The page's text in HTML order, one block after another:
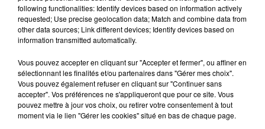
Frissonnez de bonheur pour Walloween du 19 octobre
au 3 novembre
Sans oublier les 26 attractions et spectacles du
parc pour vivre une journée exceptionnelle en famille ou
entre amis : descendez la rivière de la Radja River, vivez
des sensations fortes dans le Boomerang à plus de
90km/h...et émerveillez-vous devant les acrobaties
humoristiques des otaries.
following functionalities: Identify devices based on information actively
requested; Use precise geolocation data; Match and combine data from
other data sources; Link different devices; Identify devices based on
information transmitted automatically.
Vous pouvez accepter en cliquant sur "Accepter et fermer", ou affiner en
sélectionnant les finalités et/ou partenaires dans "Gérer mes choix".
Vous pouvez également refuser en cliquant sur "Continuer sans
accepter". Vos préférences ne s'appliqueront que pour ce site. Vous
pouvez mettre à jour vos choix, ou retirer votre consentement à tout
moment via le lien "Gérer les cookies" situé en bas de chaque page.